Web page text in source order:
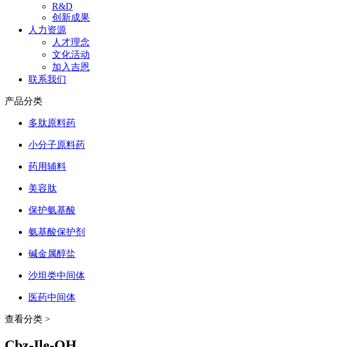
R&D
创新成果
人力资源
人才理念
文化活动
加入吉恩
联系我们
产品分类
多肽原料药
小分子原料药
药用辅料
美容肽
保护氨基酸
氨基酸保护剂
碱金属醇盐
沙坦类中间体
医药中间体
查看分类 >